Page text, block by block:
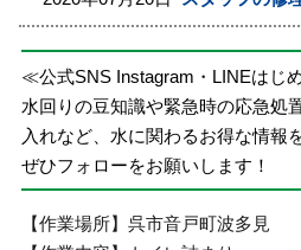
≪公式SNS Instagram・LINEはじ
水回りの豆知識や緊急時の応急処
入れなど、水に関わるお得な情報
ぜひフォローをお願いします！
【作業場所】呉市音戸町波多見